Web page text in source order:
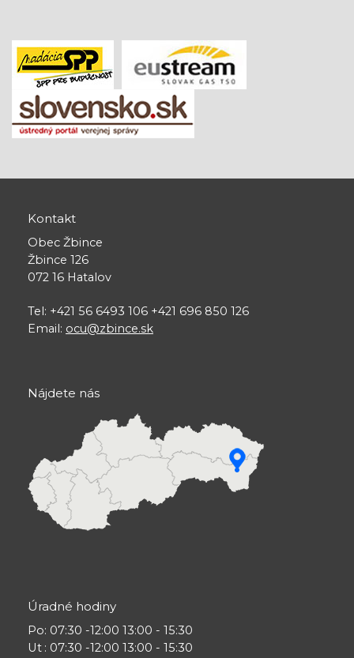
Kontakt
Obec Žbince
Žbince 126
072 16 Hatalov
Tel: +421 56 6493 106 +421 696 850 126
Email: ocu@zbince.sk
Nájdete nás
Úradné hodiny
Po
Ut
: 07:30 -12:00 13:00 - 15:30
: 07:30 -12:00 13:00 - 15:30